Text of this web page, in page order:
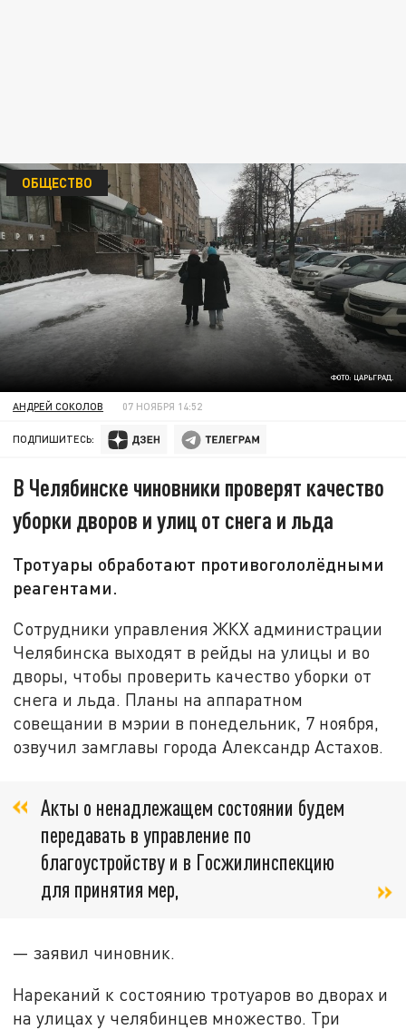
ФОТО: ЦАРЬГРАД.
ОБЩЕСТВО
АНДРЕЙ СОКОЛОВ 07 НОЯБРЯ 14:52
ПОДПИШИТЕСЬ:
В Челябинске чиновники проверят качество
уборки дворов и улиц от снега и льда
Тротуары обработают противогололёдными
реагентами.
Сотрудники управления ЖКХ администрации
Челябинска выходят в рейды на улицы и во
дворы, чтобы проверить качество уборки от
снега и льда. Планы на аппаратном
совещании в мэрии в понедельник, 7 ноября,
озвучил замглавы города Александр Астахов.
Акты о ненадлежащем состоянии будем
передавать в управление по
благоустройству и в Госжилинспекцию
для принятия мер,
— заявил чиновник.
Нареканий к состоянию тротуаров во дворах и
на улицах у челябинцев множество. Три